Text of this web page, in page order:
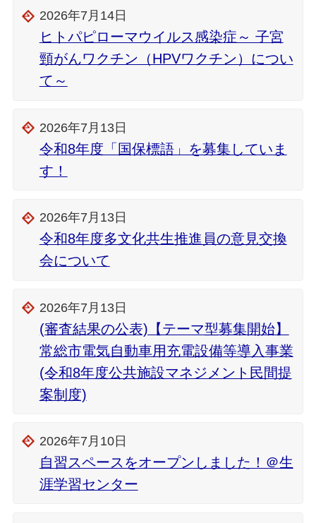
2026年7月14日
ヒトパピローマウイルス感染症～ 子宮
頸がんワクチン（HPVワクチン）につい
て～
2026年7月13日
令和8年度「国保標語」を募集していま
す！
2026年7月13日
令和8年度多文化共生推進員の意見交換
会について
2026年7月13日
(審査結果の公表)【テーマ型募集開始】
常総市電気自動車用充電設備等導入事業
(令和8年度公共施設マネジメント民間提
案制度)
2026年7月10日
自習スペースをオープンしました！＠生
涯学習センター